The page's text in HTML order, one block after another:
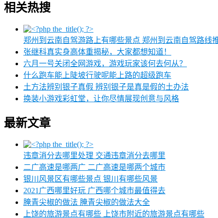
相关热搜
郑州到云南自驾游路上有哪些景点 郑州到云南自驾路线
张继科真实身高体重揭秘，大家都想知道！
六月一号关闭全网游戏，游戏玩家该何去何从？
什么跑车能上陡坡行驶呢能上路的超级跑车
土方法辨别银子真假 辨别银子是真是假的土办法
换装小游戏彩虹堂，让你尽情展现创意与风格
最新文章
违章消分去哪里处理 交通违章消分去哪里
二广高速是哪两广 二广高速是哪两个城市
银川风景区有哪些景点 银川有哪些风景
2021广西哪里好玩 广西哪个城市最值得去
腌青尖椒的做法 腌青尖椒的做法大全
上饶的旅游景点有哪些 上饶市附近的旅游景点有哪些